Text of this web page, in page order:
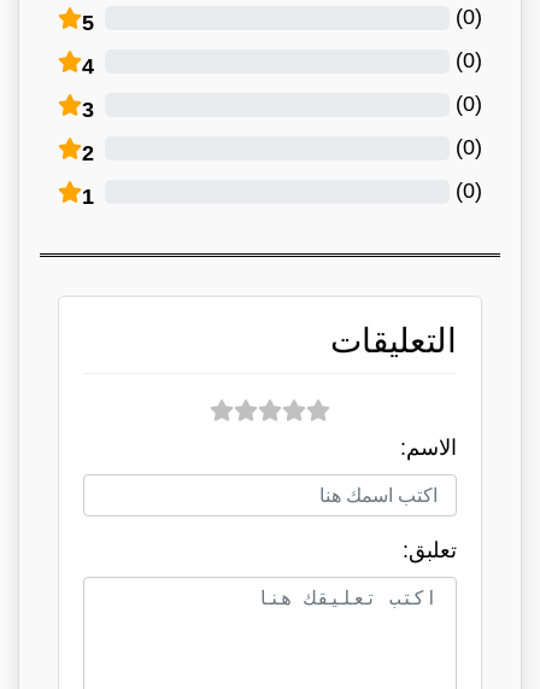
5 (
0
)
4 (
0
)
3 (
0
)
2 (
0
)
1 (
0
)
التعليقات
الاسم:
تعلبق: